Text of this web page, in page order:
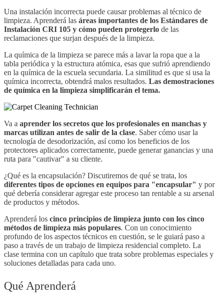
Una instalación incorrecta puede causar problemas al técnico de
limpieza. Aprenderá las áreas importantes de los Estándares de
Instalación CRI 105 y cómo pueden protegerlo de las
reclamaciones que surjan después de la limpieza.
La química de la limpieza se parece más a lavar la ropa que a la
tabla periódica y la estructura atómica, esas que sufrió aprendiendo
en la química de la escuela secundaria. La similitud es que si usa la
química incorrecta, obtendrá malos resultados. Las demostraciones
de química en la limpieza simplificarán el tema.
Va a aprender los secretos que los profesionales en manchas y
marcas utilizan antes de salir de la clase. Saber cómo usar la
tecnología de desodorización, así como los beneficios de los
protectores aplicados correctamente, puede generar ganancias y una
ruta para "cautivar" a su cliente.
¿Qué es la encapsulación? Discutiremos de qué se trata, los
diferentes tipos de opciones en equipos para "encapsular" y por
qué debería considerar agregar este proceso tan rentable a su arsenal
de productos y métodos.
Aprenderá los cinco principios de limpieza junto con los cinco
métodos de limpieza más populares. Con un conocimiento
profundo de los aspectos técnicos en cuestión, se le guiará paso a
paso a través de un trabajo de limpieza residencial completo. La
clase termina con un capítulo que trata sobre problemas especiales y
soluciones detalladas para cada uno.
Qué Aprenderá